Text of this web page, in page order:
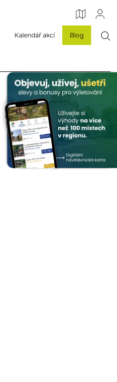
Kalendář akcí Blog